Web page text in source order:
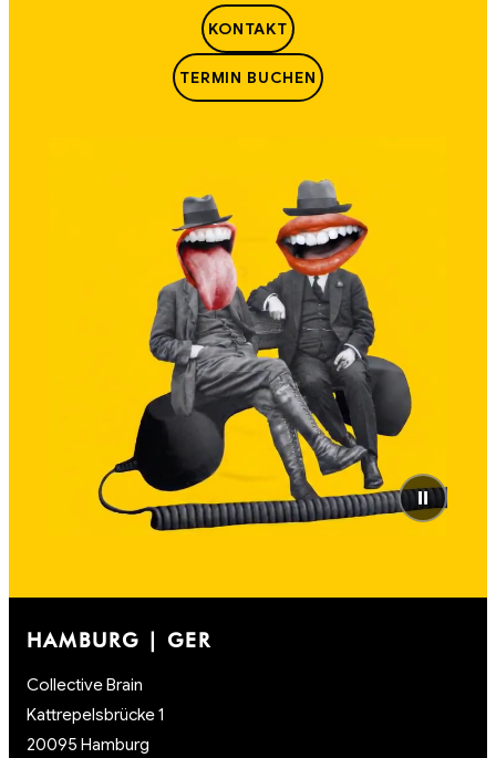
KONTAKT
TERMIN BUCHEN
⏸
HAMBURG | GER
Collective Brain
Kattrepelsbrücke 1
20095 Hamburg